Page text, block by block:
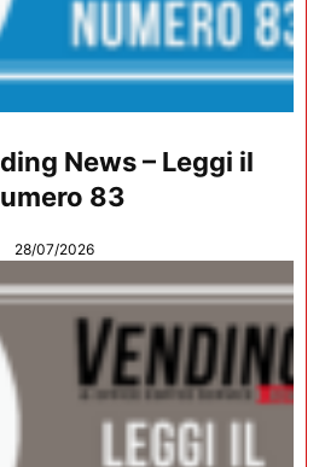
News – Leggi il
83
28/07/2026